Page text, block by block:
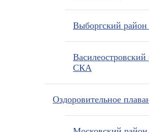
Выборгский
СКА
Оздоровительное